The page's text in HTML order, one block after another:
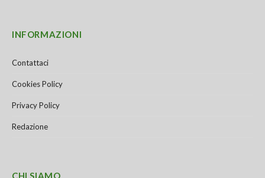
INFORMAZIONI
Contattaci
Cookies Policy
Privacy Policy
Redazione
CHI SIAMO